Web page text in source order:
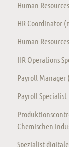
Human
HR Coordinator
Human
HR Operations
Payroll
Payroll
Chemischen
Spezialist